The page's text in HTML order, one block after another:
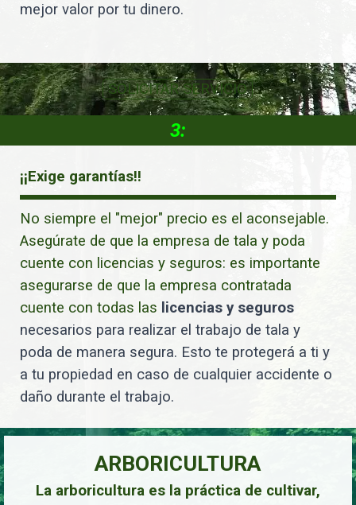
mejor valor por tu dinero.
SOLICITAR SERVICIO
3:
¡¡Exige garantías!!
No siempre el "mejor" precio es el aconsejable.
Asegúrate de que la empresa de tala y poda
cuente con licencias y seguros: es importante
asegurarse de que la empresa contratada
cuente con todas las licencias y seguros
necesarios para realizar el trabajo de tala y
poda de manera segura. Esto te protegerá a ti y
a tu propiedad en caso de cualquier accidente o
daño durante el trabajo.
ARBORICULTURA
La arboricultura es la práctica de cultivar,